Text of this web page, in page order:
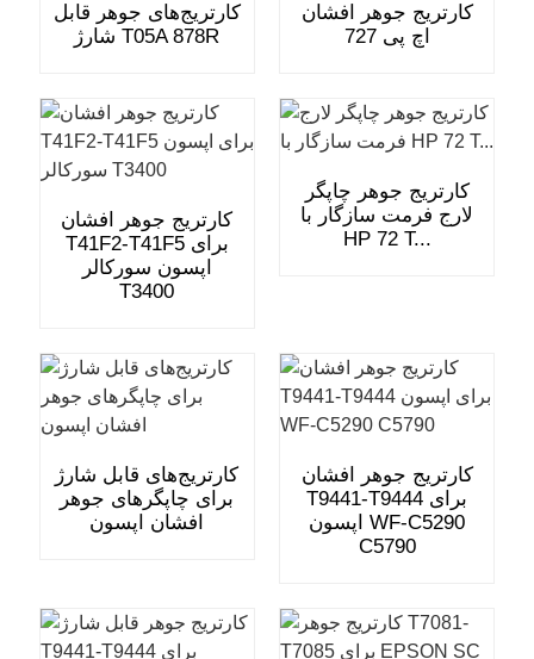
کارتریج‌های جوهر قابل
شارژ T05A 878R
کارتریج جوهر افشان
اچ پی 727
کارتریج جوهر افشان
T41F2-T41F5 برای
اپسون سورکالر
T3400
کارتریج جوهر چاپگر
لارج فرمت سازگار با
HP 72 T...
کارتریج‌های قابل شارژ
برای چاپگرهای جوهر
افشان اپسون
کارتریج جوهر افشان
T9441-T9444 برای
اپسون WF-C5290
C5790